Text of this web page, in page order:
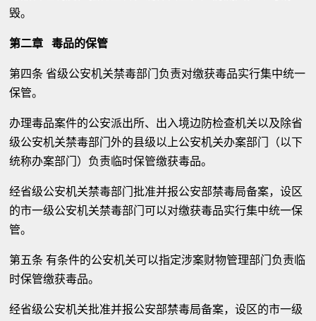
毁。
第二章 毒品的保管
第四条 省级公安机关禁毒部门负责对缴获毒品实行集中统一
保管。
办理毒品案件的公安派出所、出入境边防检查机关以及除省
级公安机关禁毒部门外的县级以上公安机关办案部门（以下
统称办案部门）负责临时保管缴获毒品。
经省级公安机关禁毒部门批准并报公安部禁毒局备案，设区
的市一级公安机关禁毒部门可以对缴获毒品实行集中统一保
管。
第五条 有条件的公安机关可以指定涉案财物管理部门负责临
时保管缴获毒品。
经省级公安机关批准并报公安部禁毒局备案，设区的市一级